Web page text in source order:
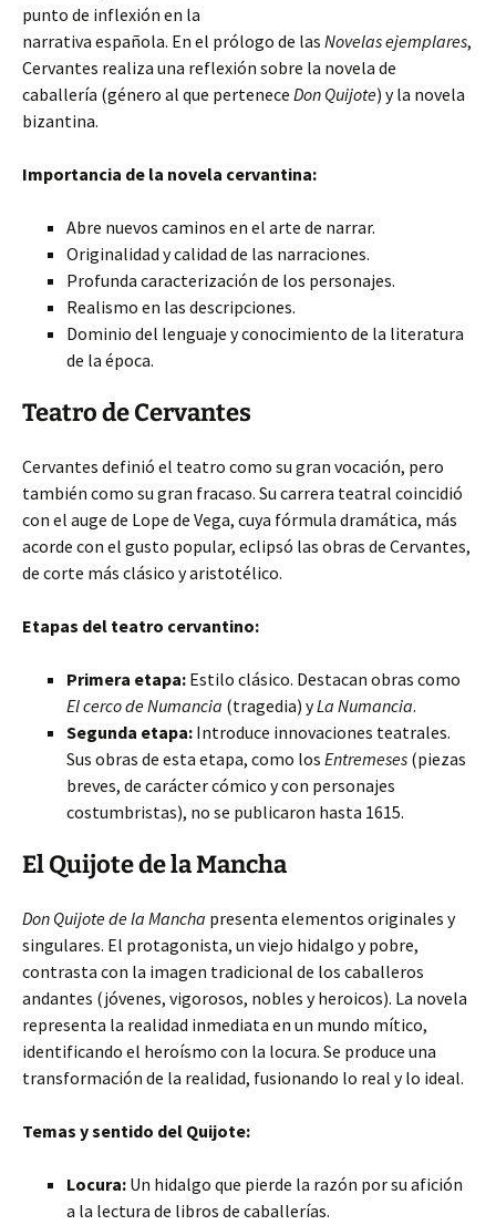
punto de inflexión en la
narrativa española. En el prólogo de las Novelas ejemplares,
Cervantes realiza una reflexión sobre la novela de
caballería (género al que pertenece Don Quijote) y la novela
bizantina.
Importancia de la novela cervantina:
Abre nuevos caminos en el arte de narrar.
Originalidad y calidad de las narraciones.
Profunda caracterización de los personajes.
Realismo en las descripciones.
Dominio del lenguaje y conocimiento de la literatura
de la época.
Teatro de Cervantes
Cervantes definió el teatro como su gran vocación, pero
también como su gran fracaso. Su carrera teatral coincidió
con el auge de Lope de Vega, cuya fórmula dramática, más
acorde con el gusto popular, eclipsó las obras de Cervantes,
de corte más clásico y aristotélico.
Etapas del teatro cervantino:
Primera etapa: Estilo clásico. Destacan obras como
El cerco de Numancia (tragedia) yLa Numancia.
Segunda etapa: Introduce innovaciones teatrales.
Sus obras de esta etapa, como los Entremeses (piezas
breves, de carácter cómico y con personajes
costumbristas), no se publicaron hasta 1615.
El Quijote de la Mancha
Don Quijote de la Mancha presenta elementos originales y
singulares. El protagonista, un viejo hidalgo y pobre,
contrasta con la imagen tradicional de los caballeros
andantes (jóvenes, vigorosos, nobles y heroicos). La novela
representa la realidad inmediata en un mundo mítico,
identificando el heroísmo con la locura. Se produce una
transformación de la realidad, fusionando lo real y lo ideal.
Temas y sentido del Quijote:
Locura: Un hidalgo que pierde la razón por su afición
a la lectura de libros de caballerías.